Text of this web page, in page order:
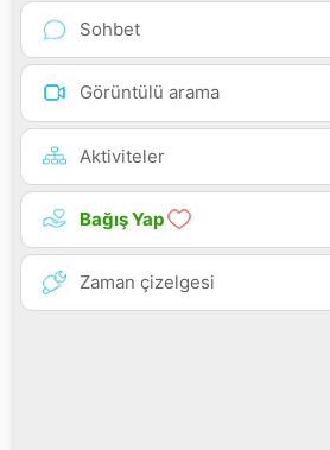
Sohbet
Görüntülü arama
Aktiviteler
Bağış Yap
Zaman çizelgesi